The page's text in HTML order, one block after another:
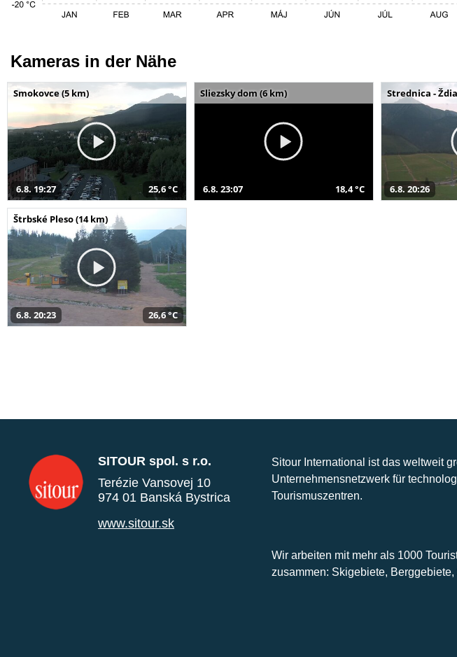
Kameras in der Nähe
Smokovce (5 km)
6.8. 19:27 25,6 °C
Sliezsky dom (6 km)
6.8. 23:07 18,4 °C
Strednica -
6.8. 20:26
Štrbské Pleso (14 km)
6.8. 20:23 26,6 °C
SITOUR spol. s r.o.
Terézie Vansovej 10
974 01 Banská Bystrica
www.sitour.sk
Sitour International ist das weltweit
Unternehmensnetzwerk für
Tourismuszentren.
Wir arbeiten mit mehr als 1000
zusammen: Skigebiete,